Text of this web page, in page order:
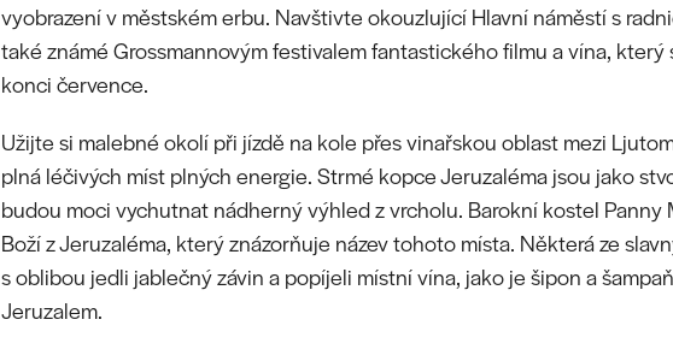
vyobrazení v městském erbu. Navštivte okouzlující Hlavní náměstí s
také známé Grossmannovým festivalem fantastického filmu a vína,
konci července.
Užijte si malebné okolí při jízdě na kole přes vinařskou oblast mezi
plná léčivých míst plných energie. Strmé kopce Jeruzaléma jsou jako
budou moci vychutnat nádherný výhled z vrcholu. Barokní kostel
Boží z Jeruzaléma, který znázorňuje název tohoto místa. Některá ze
s oblibou jedli jablečný závin a popíjeli místní vína, jako je šipon a
Jeruzalem.